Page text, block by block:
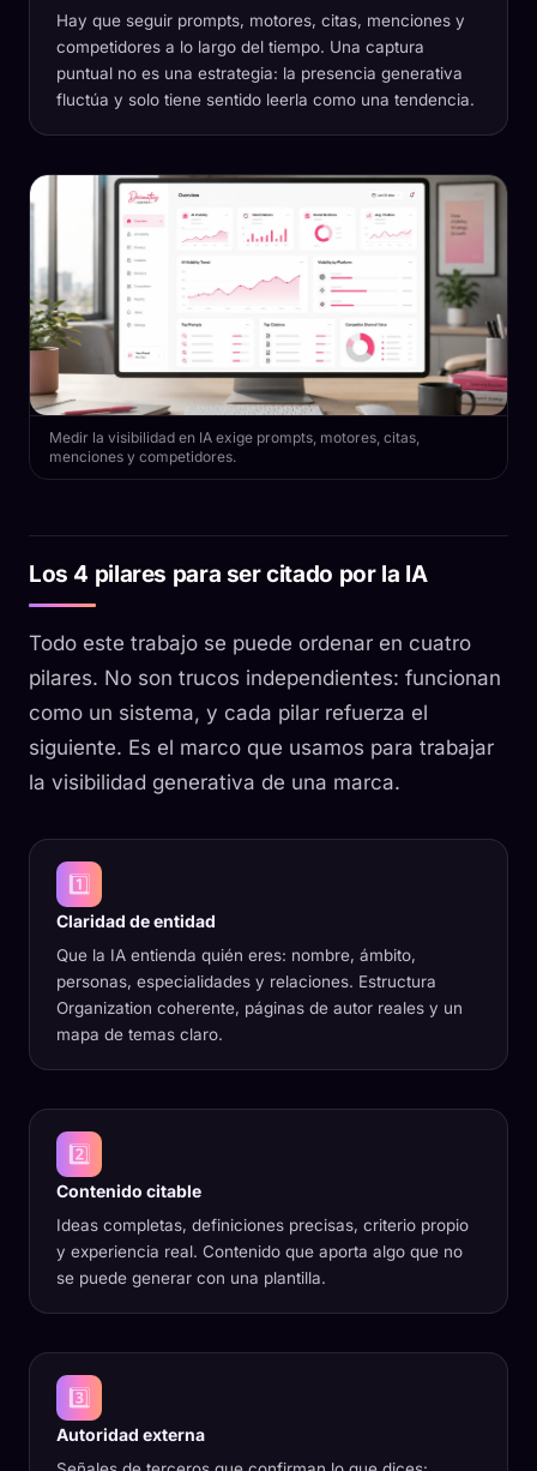
Hay que seguir prompts, motores, citas, menciones y
competidores a lo largo del tiempo. Una captura
puntual no es una estrategia: la presencia generativa
fluctúa y solo tiene sentido leerla como una tendencia.
Medir la visibilidad en IA exige prompts, motores, citas,
menciones y competidores.
Los 4 pilares para ser citado por la IA
Todo este trabajo se puede ordenar en cuatro
pilares. No son trucos independientes: funcionan
como un sistema, y cada pilar refuerza el
siguiente. Es el marco que usamos para trabajar
la visibilidad generativa de una marca.
1️⃣
Claridad de entidad
Que la IA entienda quién eres: nombre, ámbito,
personas, especialidades y relaciones. Estructura
Organization coherente, páginas de autor reales y un
mapa de temas claro.
2️⃣
Contenido citable
Ideas completas, definiciones precisas, criterio propio
y experiencia real. Contenido que aporta algo que no
se puede generar con una plantilla.
3️⃣
Autoridad externa